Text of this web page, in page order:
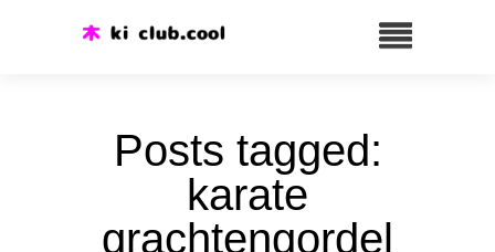
Posts tagged:
karate
grachtengordel